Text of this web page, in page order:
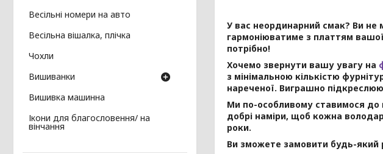
У вас неординарний смак? Ви не
гармоніюватиме з платтям
потрібно!
Хочемо звернути вашу увагу на
з мінімальною кількістю
нареченої. Виграшно
Ми по-особливому ставимося до
добрі наміри, щоб кожна
роки.
Ви зможете замовити будь-який
Весільні номери на авто
Весільна вішалка, плічка
Чохли
Вишиванки
Вишивка машинна
Ікони для благословення/ на
вінчання